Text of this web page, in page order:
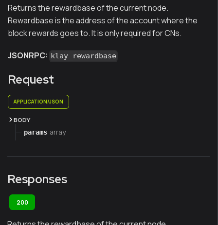
Returns the rewardbase of the current node.
Rewardbase is the address of the account where the
block rewards goes to. It is only required for CNs.
JSONRPC: klay_rewardbase
Request
APPLICATION/JSON
BODY
params array
Responses
200